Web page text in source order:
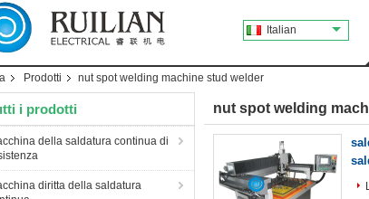
Italian
Prodotti nut spot welding machine stud welder
i prodotti
della saldatura continua di
diritta della saldatura
nut spot welding